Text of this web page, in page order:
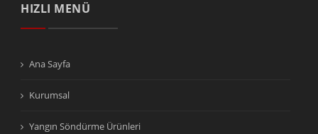
HIZLI MENÜ
Ana Sayfa
Kurumsal
Yangın Söndürme Ürünleri